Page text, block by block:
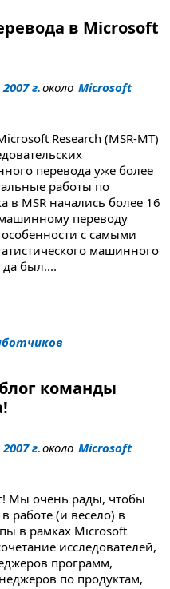
в Microsoft
г.около Microsoft
Research (MSR-MT)
перевода уже более
работы по
в MSR начались более 16
переводу
с самыми
машинного
был....
в Microsoft Research"
команды
г.около Microsoft
Мы очень рады, чтобы
работе (и весело) в
в рамках Microsoft
исследователей,
программ,
по продуктам,